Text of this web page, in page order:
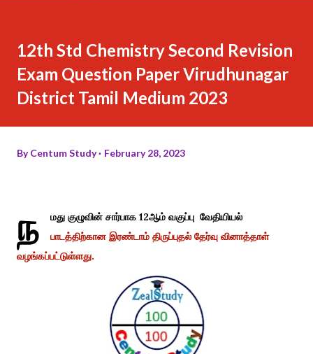
12th Std Chemistry Second Revision
Exam Question Paper Virudhunagar
District Tamil Medium 2023
ByCentum Study February 28, 2023
ந
மது குழுவின் சார்பாக 12ஆம் வகுப்பு வேதியியல்
பாடத்திற்கான இரண்டாம் திருப்புதல் தேர்வு வினாத்தாள்
வழங்கப்பட்டுள்ளது.